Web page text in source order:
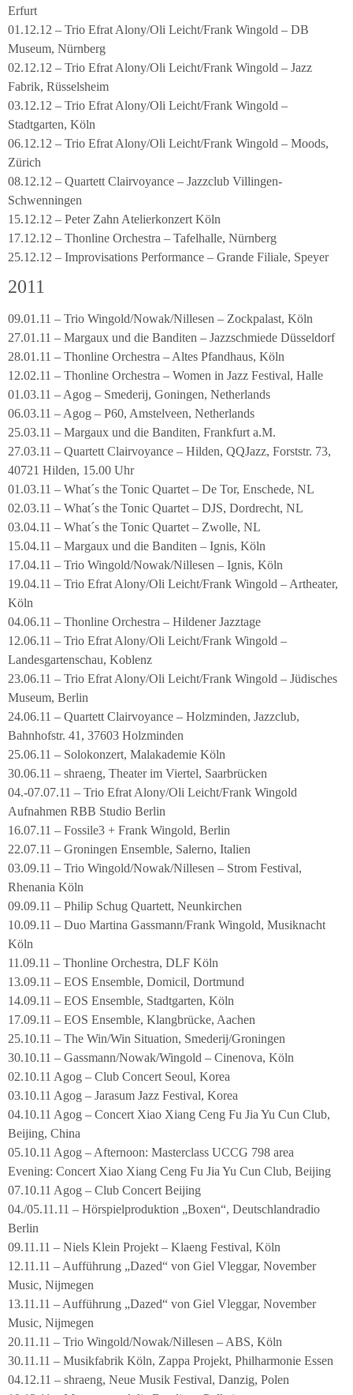
Erfurt
01.12.12 – Trio Efrat Alony/Oli Leicht/Frank Wingold – DB
Museum, Nürnberg
02.12.12 – Trio Efrat Alony/Oli Leicht/Frank Wingold – Jazz
Fabrik, Rüsselsheim
03.12.12 – Trio Efrat Alony/Oli Leicht/Frank Wingold –
Stadtgarten, Köln
06.12.12 – Trio Efrat Alony/Oli Leicht/Frank Wingold – Moods,
Zürich
08.12.12 – Quartett Clairvoyance – Jazzclub Villingen-
Schwenningen
15.12.12 – Peter Zahn Atelierkonzert Köln
17.12.12 – Thonline Orchestra – Tafelhalle, Nürnberg
25.12.12 – Improvisations Performance – Grande Filiale, Speyer
2011
09.01.11 – Trio Wingold/Nowak/Nillesen – Zockpalast, Köln
27.01.11 – Margaux und die Banditen – Jazzschmiede Düsseldorf
28.01.11 – Thonline Orchestra – Altes Pfandhaus, Köln
12.02.11 – Thonline Orchestra – Women in Jazz Festival, Halle
01.03.11 – Agog – Smederij, Goningen, Netherlands
06.03.11 – Agog – P60, Amstelveen, Netherlands
25.03.11 – Margaux und die Banditen, Frankfurt a.M.
27.03.11 – Quartett Clairvoyance – Hilden, QQJazz, Forststr. 73,
40721 Hilden, 15.00 Uhr
01.03.11 – What´s the Tonic Quartet – De Tor, Enschede, NL
02.03.11 – What´s the Tonic Quartet – DJS, Dordrecht, NL
03.04.11 – What´s the Tonic Quartet – Zwolle, NL
15.04.11 – Margaux und die Banditen – Ignis, Köln
17.04.11 – Trio Wingold/Nowak/Nillesen – Ignis, Köln
19.04.11 – Trio Efrat Alony/Oli Leicht/Frank Wingold – Artheater,
Köln
04.06.11 – Thonline Orchestra – Hildener Jazztage
12.06.11 – Trio Efrat Alony/Oli Leicht/Frank Wingold –
Landesgartenschau, Koblenz
23.06.11 – Trio Efrat Alony/Oli Leicht/Frank Wingold – Jüdisches
Museum, Berlin
24.06.11 – Quartett Clairvoyance – Holzminden, Jazzclub,
Bahnhofstr. 41, 37603 Holzminden
25.06.11 – Solokonzert, Malakademie Köln
30.06.11 – shraeng, Theater im Viertel, Saarbrücken
04.-07.07.11 – Trio Efrat Alony/Oli Leicht/Frank Wingold
Aufnahmen RBB Studio Berlin
16.07.11 – Fossile3 + Frank Wingold, Berlin
22.07.11 – Groningen Ensemble, Salerno, Italien
03.09.11 – Trio Wingold/Nowak/Nillesen – Strom Festival,
Rhenania Köln
09.09.11 – Philip Schug Quartett, Neunkirchen
10.09.11 – Duo Martina Gassmann/Frank Wingold, Musiknacht
Köln
11.09.11 – Thonline Orchestra, DLF Köln
13.09.11 – EOS Ensemble, Domicil, Dortmund
14.09.11 – EOS Ensemble, Stadtgarten, Köln
17.09.11 – EOS Ensemble, Klangbrücke, Aachen
25.10.11 – The Win/Win Situation, Smederij/Groningen
30.10.11 – Gassmann/Nowak/Wingold – Cinenova, Köln
02.10.11 Agog – Club Concert Seoul, Korea
03.10.11 Agog – Jarasum Jazz Festival, Korea
04.10.11 Agog – Concert Xiao Xiang Ceng Fu Jia Yu Cun Club,
Beijing, China
05.10.11 Agog – Afternoon: Masterclass UCCG 798 area
Evening: Concert Xiao Xiang Ceng Fu Jia Yu Cun Club, Beijing
07.10.11 Agog – Club Concert Beijing
04./05.11.11 – Hörspielproduktion „Boxen“, Deutschlandradio
Berlin
09.11.11 – Niels Klein Projekt – Klaeng Festival, Köln
12.11.11 – Aufführung „Dazed“ von Giel Vleggar, November
Music, Nijmegen
13.11.11 – Aufführung „Dazed“ von Giel Vleggar, November
Music, Nijmegen
20.11.11 – Trio Wingold/Nowak/Nillesen – ABS, Köln
30.11.11 – Musikfabrik Köln, Zappa Projekt, Philharmonie Essen
04.12.11 – shraeng, Neue Musik Festival, Danzig, Polen